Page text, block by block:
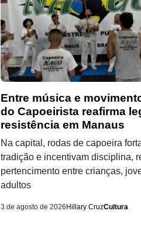
Entre música e
do Capoeirista reafirma
resistência em Manaus
Na capital, rodas de capoeira
tradição e incentivam disciplina,
pertencimento entre crianças,
adultos
3 de agosto de 2026 Hillary CruzCultura